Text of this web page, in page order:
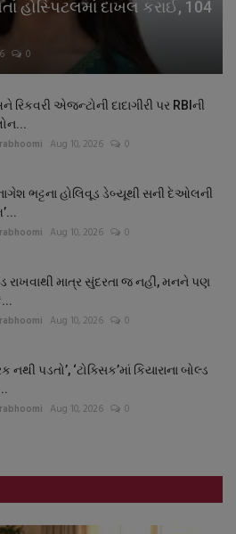
હોસ્પિટલમાં દાખલ કરાઈ, 104
0
રિકવરી એજન્ટોની દાદાગીરી પર RBIની
Aug 10, 2026 0
ભટ્ટના હોલિવૂડ ડેબ્યૂથી સની દેઓલની
Aug 10, 2026 0
રાખવાથી માત્ર સુંદરતા જ નહીં, મનને પણ
Aug 10, 2026 0
નથી પડતો’, ‘ટોક્સિક’માં કિયારાના બોલ્ડ
Aug 10, 2026 0